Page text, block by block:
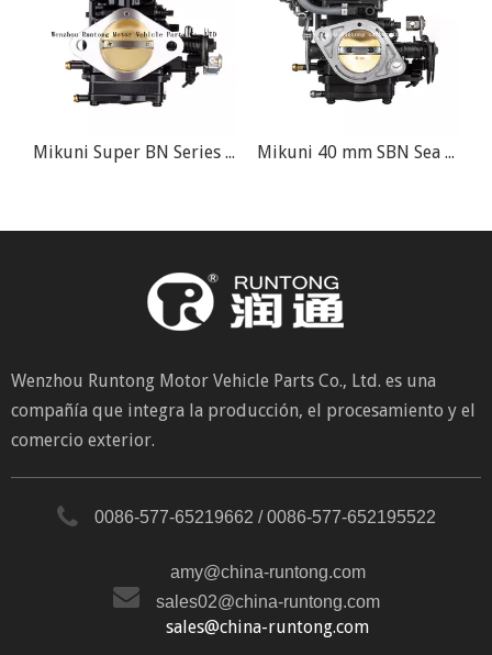
Mikuni Super BN Series BN40I BN44-40-43 Carburador de moto de agua Mikuni 40 mm SBN Sea Doo 717 720 GTI GTS Super BN Serie BN40I-38-24 Carburador Waverunner
Wenzhou Runtong Motor Vehicle Parts Co., Ltd. es una
compañía que integra la producción, el procesamiento y el
comercio exterior.
0086-577-65219662 / 0086-577-652195522
amy@china-runtong.com
sales02@china-runtong.com
sales@china-runtong.com